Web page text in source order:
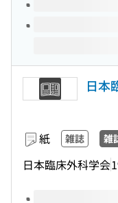
日本
紙 雑誌 雑
日本臨床外科学会
このタイトルの巻号